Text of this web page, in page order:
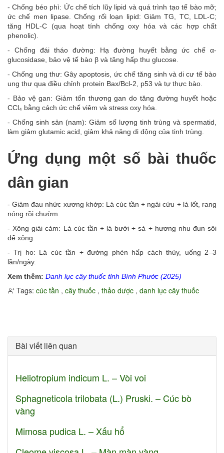
- Chống béo phì: Ức chế tích lũy lipid và quá trình tạo tế bào mỡ;
ức chế men lipase. Chống rối loạn lipid: Giảm TG, TC, LDL-C;
tăng HDL-C (qua hoạt tính chống oxy hóa và các hợp chất
phenolic).
- Chống đái tháo đường: Hạ đường huyết bằng ức chế α-
glucosidase, bảo vệ tế bào β và tăng hấp thu glucose.
- Chống ung thư: Gây apoptosis, ức chế tăng sinh và di cư tế bào
ung thư qua điều chỉnh protein Bax/Bcl-2, p53 và tự thực bào.
- Bảo vệ gan: Giảm tổn thương gan do tăng đường huyết hoặc
CCl₄ bằng cách ức chế viêm và stress oxy hóa.
- Chống sinh sản (nam): Giảm số lượng tinh trùng và spermatid,
làm giảm glutamic acid, giảm khả năng di động của tinh trùng.
Ứng dụng một số bài thuốc
dân gian
- Giảm đau nhức xương khớp: Lá cúc tần + ngải cứu + lá lốt, rang
nóng rồi chườm.
- Xông giải cảm: Lá cúc tần + lá bưởi + sả + hương nhu đun sôi
để xông.
- Trị ho: Lá cúc tần + đường phèn hấp cách thủy, uống 2–3
lần/ngày.
Xem thêm: Danh lục cây thuốc tỉnh Bình Phước (2025)
Tags: cúc tần , cây thuốc , thảo dược , danh lục cây thuốc
Bài viết liên quan
Heliotropium indicum L. – Vòi voi
Sphagneticola trilobata (L.) Pruski. – Cúc bò
vàng
Mimosa pudica L. – Xấu hổ